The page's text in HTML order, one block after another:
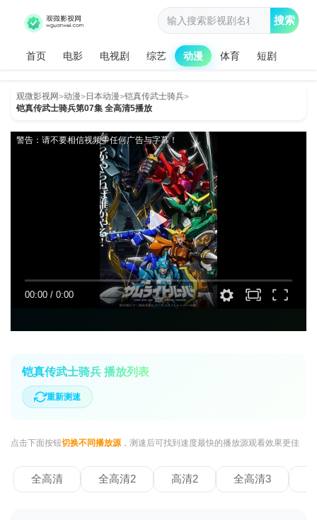
首页 电影 电视剧 综艺 动漫 体育 短剧
搜索
观微影视网>动漫>日本动漫>铠真传武士骑兵>
铠真传武士骑兵第07集 全高清5播放
00:00 / 0:00
警告：请不要相信视频中任何广告与字幕！
铠真传武士骑兵 播放列表
重新测速
点击下面按钮切换不同播放源，测速后可找到速度最快的播放源观看效果更佳
全高清 全高清2 高清2 全高清3